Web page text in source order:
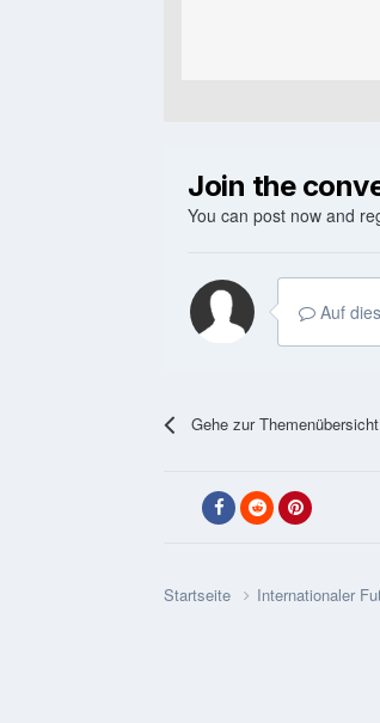
Join the
You can post now and
Auf
Gehe zur Themenübersicht
Startseite Internationaler